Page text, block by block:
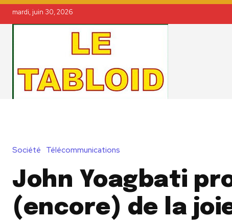
mardi, juin 30, 2026
Société Télécommunications
John Yoagbati
(encore) de la